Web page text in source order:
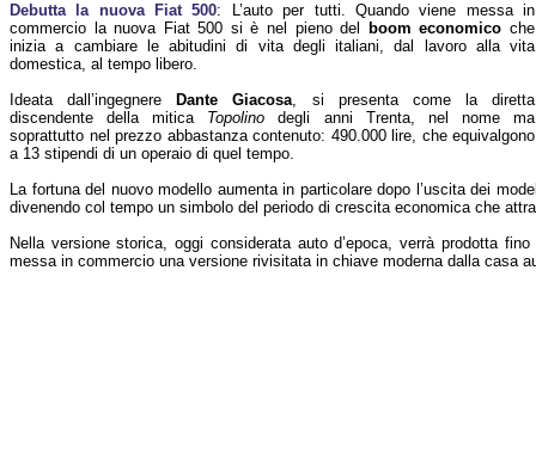
Debutta la nuova Fiat 500: L’auto per tutti. Quando viene messa in
commercio la nuova Fiat 500 si è nel pieno del
boom economico che
inizia a cambiare le abitudini di vita degli italiani, dal lavoro alla vita
domestica, al tempo libero.
Ideata dall’ingegnere
Dante Giacosa, si presenta come la diretta
discendente della mitica Topolino degli anni Trenta, nel nome ma
soprattutto nel prezzo abbastanza contenuto: 490.000 lire, che equivalgono
a 13 stipendi di un operaio di quel tempo.
La fortuna del nuovo modello aumenta in particolare dopo l’uscita dei
divenendo col tempo un simbolo del periodo di crescita economica che
Nella versione storica, oggi considerata auto d’epoca, verrà prodotta
messa in commercio una versione rivisitata in chiave moderna dalla casa